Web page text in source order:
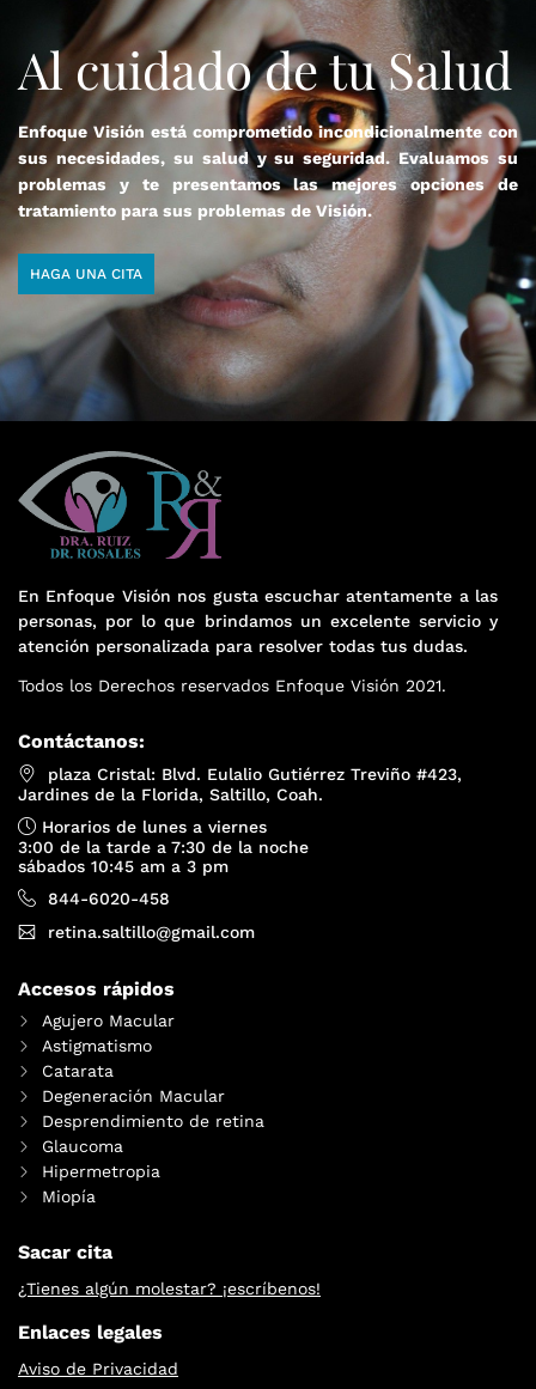
Al cuidado de tu Salud
Enfoque Visión está comprometido incondicionalmente con
sus necesidades, su salud y su seguridad. Evaluamos su
problemas y te presentamos las mejores opciones de
tratamiento para sus problemas de Visión.
HAGA UNA CITA
En Enfoque Visión nos gusta escuchar atentamente a las
personas, por lo que brindamos un excelente servicio y
atención personalizada para resolver todas tus dudas.
Todos los Derechos reservados Enfoque Visión 2021.
Contáctanos:
plaza Cristal: Blvd. Eulalio Gutiérrez Treviño #423,
Jardines de la Florida, Saltillo, Coah.
Horarios de lunes a viernes
3:00 de la tarde a 7:30 de la noche
sábados 10:45 am a 3 pm
844-6020-458
retina.saltillo@gmail.com
Accesos rápidos
Agujero Macular
Astigmatismo
Catarata
Degeneración Macular
Desprendimiento de retina
Glaucoma
Hipermetropia
Miopía
Sacar cita
¿Tienes algún molestar? ¡escríbenos!
Enlaces legales
Aviso de Privacidad